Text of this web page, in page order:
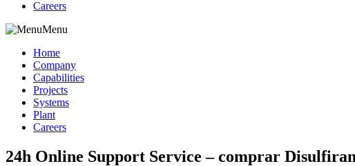
Careers
Menu
Home
Company
Capabilities
Projects
Systems
Plant
Careers
24h Online Support Service – comprar